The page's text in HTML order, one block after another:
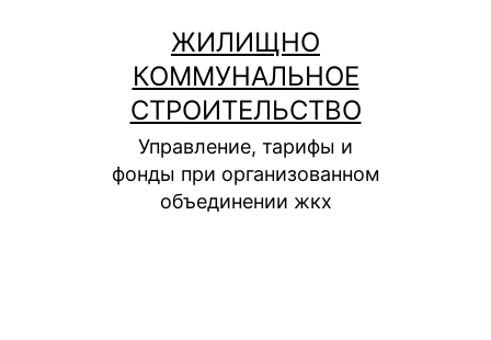
содержимому
ЖИЛИЩНО
КОММУНАЛЬНОЕ
СТРОИТЕЛЬСТВО
Управление, тарифы и
фонды при организованном
объединении жкх